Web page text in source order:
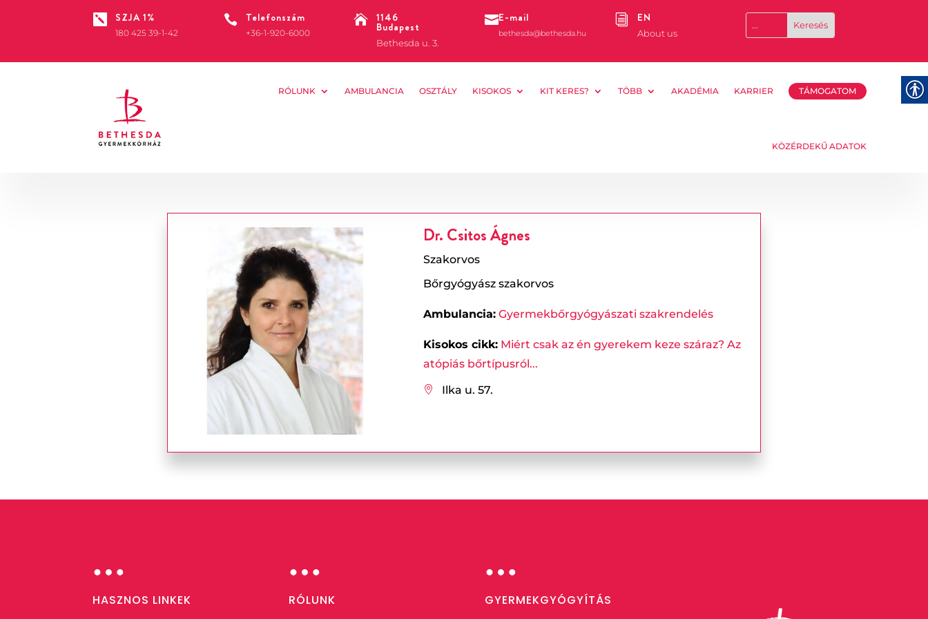
 SZJA 1%
180 425 39-1-42
 Telefonszám
+36-1-920-6000
 1146
Budapest
Bethesda u. 3.
E-mail
bethesda@bethesda.hu
i EN
About us
RÓLUNK AMBULANCIA OSZTÁLY KISOKOS KIT KERES? TÖBB AKADÉMIA KARRIER TÁMOGATOM
KÖZÉRDEKŰ ADATOK
Dr. Csitos Ágnes
Szakorvos
Bőrgyógyász szakorvos
Ambulancia: Gyermekbőrgyógyászati szakrendelés
Kisokos cikk: Miért csak az én gyerekem keze száraz? Az
atópiás bőrtípusról...
 Ilka u. 57.
…
HASZNOS LINKEK
…
RÓLUNK
…
GYERMEKGYÓGYÍTÁS